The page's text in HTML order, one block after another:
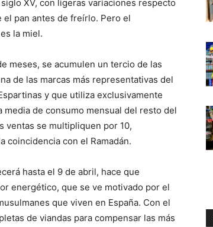
XV, con ligeras variaciones respecto
el pan antes de freírlo. Pero el
la miel.
meses, se acumulen un tercio de las
de las marcas más representativas del
y que utiliza exclusivamente
de consumo mensual del resto del
ventas se multipliquen por 10,
coincidencia con el Ramadán.
hasta el 9 de abril, hace que
energético, que se ve motivado por el
que viven en España. Con el
de viandas para compensar las más